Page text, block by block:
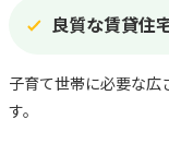
良質な賃貸住
子育て世帯に必要な
す。